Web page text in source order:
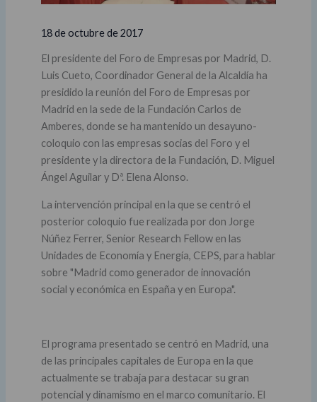
18 de octubre de 2017
El presidente del Foro de Empresas por Madrid, D.
Luis Cueto, Coordinador General de la Alcaldía ha
presidido la reunión del Foro de Empresas por
Madrid en la sede de la Fundación Carlos de
Amberes, donde se ha mantenido un desayuno-
coloquio con las empresas socias del Foro y el
presidente y la directora de la Fundación, D. Miguel
Ángel Aguilar y Dª. Elena Alonso.
La intervención principal en la que se centró el
posterior coloquio fue realizada por don Jorge
Núñez Ferrer, Senior Research Fellow en las
Unidades de Economía y Energía, CEPS, para hablar
sobre "Madrid como generador de innovación
social y económica en España y en Europa".
El programa presentado se centró en Madrid, una
de las principales capitales de Europa en la que
actualmente se trabaja para destacar su gran
potencial y dinamismo en el marco comunitario. El